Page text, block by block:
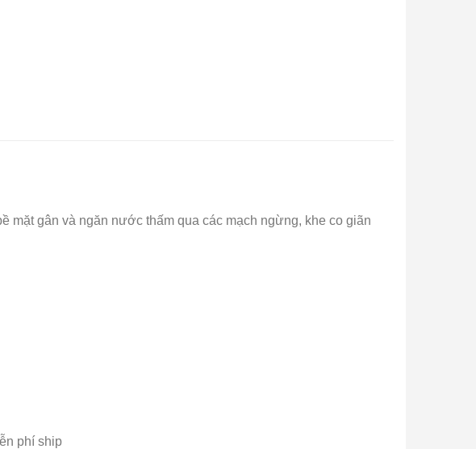
gân và ngăn nước thấm qua các mạch ngừng, khe co giãn
phí ship